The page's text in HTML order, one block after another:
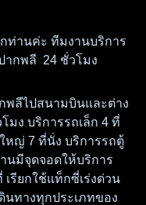
ท่านค่ะ ทีมงานบริการ
ากพลี 24 ชั่วโมง
พลีไปสนามบินและต่าง
มง บริการรถเล็ก 4 ที่
หญ่ 7 ที่นั่ง บริการรถตู้
นมีจุดจอดให้บริการ
รียกใช้แท็กซี่เร่งด่วน
นทางทุกประเภทของ